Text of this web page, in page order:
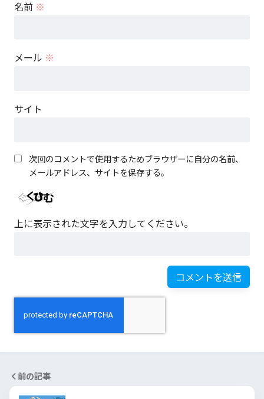
名前 ※
メール ※
サイト
次回のコメントで使用するためブラウザーに自分の名前、
メールアドレス、サイトを保存する。
上に表示された文字を入力してください。
前の記事